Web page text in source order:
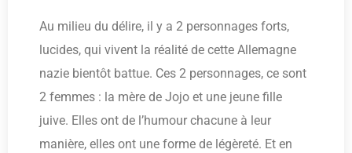
Au milieu du délire, il y a 2 personnages forts,
lucides, qui vivent la réalité de cette Allemagne
nazie bientôt battue. Ces 2 personnages, ce sont
2 femmes : la mère de Jojo et une jeune fille
juive. Elles ont de l’humour chacune à leur
manière, elles ont une forme de légèreté. Et en